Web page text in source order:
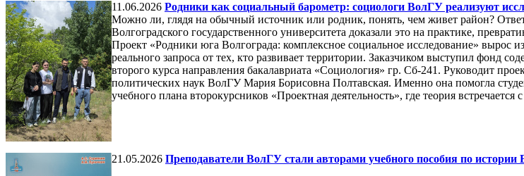
11.06.2026 Родники как социальный барометр: социологи ВолГУ реализуют
Можно ли, глядя на обычный источник или родник, понять, чем живет район?
Волгоградского государственного университета доказали это на практике,
Проект «Родники юга Волгограда: комплексное социальное исследование» вырос
реального запроса от тех, кто развивает территории. Заказчиком выступил фонд
второго курса направления бакалавриата «Социология» гр. Сб-241. Руководит
политических наук ВолГУ Мария Борисовна Полтавская. Именно она помогла
учебного плана второкурсников «Проектная деятельность», где теория
21.05.2026 Преподаватели ВолГУ стали авторами учебного пособия по истории